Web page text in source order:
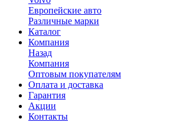
Европейские авто
Различные марки
Каталог
Компания
Назад
Компания
Оптовым покупателям
Оплата и доставка
Гарантия
Акции
Контакты